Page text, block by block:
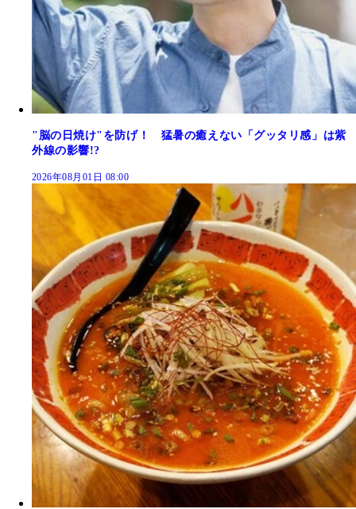
"脳の日焼け"を防げ！ 猛暑の癒えない「グッタリ感」は紫
外線の影響!?
2026年08月01日 08:00